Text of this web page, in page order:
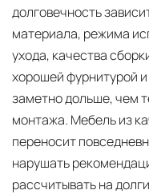
долговечность
материала, режима
ухода, качества
хорошей фурнитурой
заметно дольше, чем
монтажа. Мебель из
переносит
нарушать
рассчитывать на